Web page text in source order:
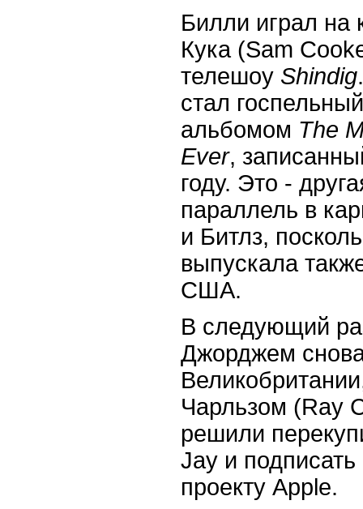
Билли играл
Кука (Sam
телешоу Shindig
стал
альбомом The
Ever,
году. Это -
параллель в
и Битлз,
выпускала
США.
В следующий
Джорджем
Чарльзом (Ray
решили
Jay и
проекту Apple.